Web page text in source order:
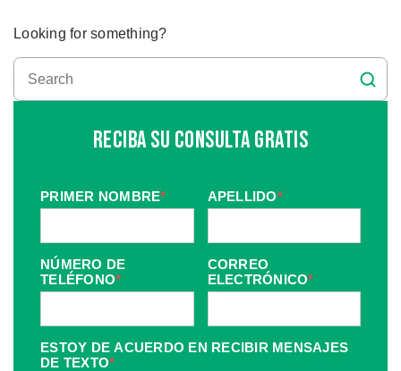
Looking for something?
Reciba Su Consulta Gratis
PRIMER NOMBRE* APELLIDO*
NÚMERO DE
TELÉFONO*
CORREO
ELECTRÓNICO*
ESTOY DE ACUERDO EN RECIBIR MENSAJES
DE TEXTO*